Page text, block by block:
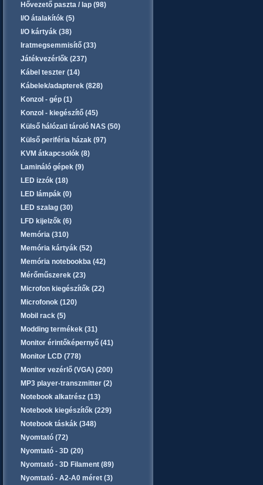
Hővezető paszta / lap (98)
I/O átalakítók (5)
I/O kártyák (38)
Iratmegsemmisítő (33)
Játékvezérlők (237)
Kábel teszter (14)
Kábelek/adapterek (828)
Konzol - gép (1)
Konzol - kiegészítő (45)
Külső hálózati tároló NAS (50)
Külső periféria házak (97)
KVM átkapcsolók (8)
Lamináló gépek (9)
LED izzók (18)
LED lámpák (0)
LED szalag (30)
LFD kijelzők (6)
Memória (310)
Memória kártyák (52)
Memória notebookba (42)
Mérőműszerek (23)
Microfon kiegészítők (22)
Microfonok (120)
Mobil rack (5)
Modding termékek (31)
Monitor érintőképernyő (41)
Monitor LCD (778)
Monitor vezérlő (VGA) (200)
MP3 player-transzmitter (2)
Notebook alkatrész (13)
Notebook kiegészítők (229)
Notebook táskák (348)
Nyomtató (72)
Nyomtató - 3D (20)
Nyomtató - 3D Filament (89)
Nyomtató - A2-A0 méret (3)